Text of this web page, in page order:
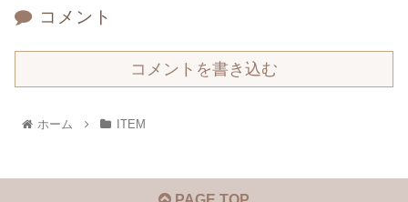
コメント
コメントを書き込む
ホーム ITEM